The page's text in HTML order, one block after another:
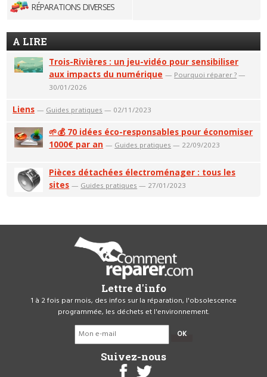
RÉPARATIONS DIVERSES
A LIRE
Trois-Rivières : un jeu-vidéo pour sensibiliser
aux impacts du numérique — Pourquoi réparer ? —
30/01/2026
Liens — Guides pratiques — 02/11/2023
🌱💰 70 idées éco-responsables pour économiser
1000€ par an — Guides pratiques — 22/09/2023
Pièces détachées électroménager : tous les
sites — Guides pratiques — 27/01/2023
Lettre d'info
1 à 2 fois par mois, des infos sur la réparation, l'obsolescence
programmée, les déchets et l'environnement.
OK
Suivez-nous